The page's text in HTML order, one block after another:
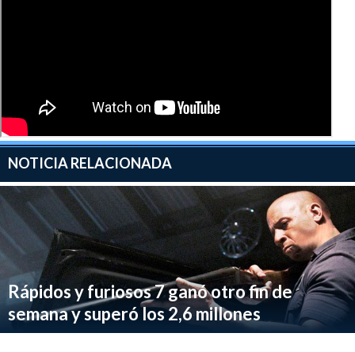
NOTICIA RELACIONADA
Rápidos y furiosos 7 ganó otro fin de
semana y superó los 2,6 millones